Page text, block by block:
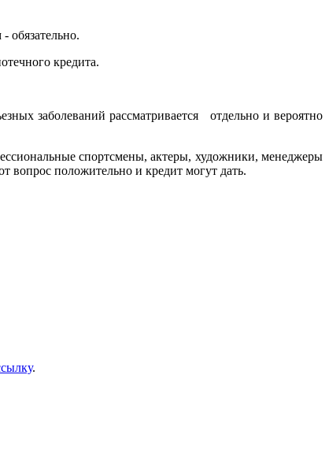
обязательно.
кредита.
заболеваний рассматривается отдельно и вероятно
спортсмены, актеры, художники, менеджеры
вопрос положительно и кредит могут дать.
.